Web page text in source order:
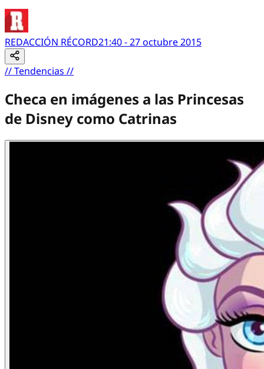
REDACCIÓN RÉCORD21:40 - 27 octubre 2015
//Tendencias //
Checa en imágenes a las Princesas
de Disney como Catrinas